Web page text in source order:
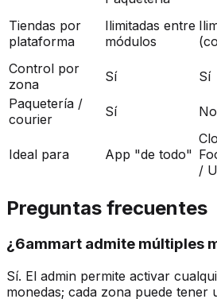
Tiendas por
plataforma
Ilimitadas entre
módulos
Control por
zona
Sí Sí
Paquetería /
courier
Sí No
Ideal para App "de todo"
/
Preguntas frecuentes
¿6ammart admite múltiples
Sí. El admin permite activar
monedas; cada zona puede tener